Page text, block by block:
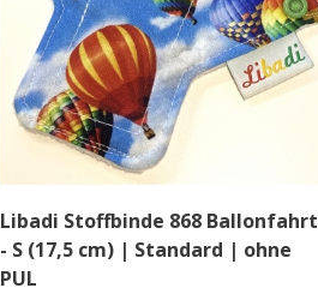
Libadi Stoffbinde 868 Ballonfahrt
- S (17,5 cm) | Standard | ohne
PUL